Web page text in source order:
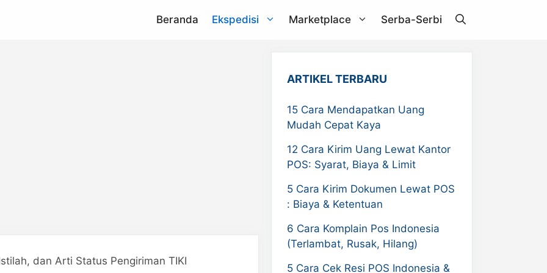
Beranda Ekspedisi
Janio
RPX
ZDEX
Marketplace Serba-Serbi
dan Arti Status Pengiriman TIKI
ARTIKEL TERBARU
15 Cara Mendapatkan Uang
Mudah Cepat Kaya
12 Cara Kirim Uang Lewat Kantor
POS: Syarat, Biaya & Limit
5 Cara Kirim Dokumen Lewat POS
: Biaya & Ketentuan
6 Cara Komplain Pos Indonesia
(Terlambat, Rusak, Hilang)
5 Cara Cek Resi POS Indonesia &